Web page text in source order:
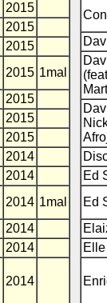
2015
2015
2015
2015 1mal
2015
2015
2015
2014
2014
2014 1mal
2014
2014
2014
Ed
Ed